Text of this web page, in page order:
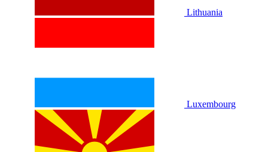
Lithuania
Luxembourg